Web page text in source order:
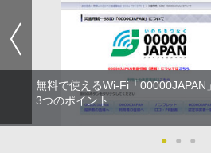
無料で使えるWi-Fi「00000JAPAN
3つのポイント
● ● ●